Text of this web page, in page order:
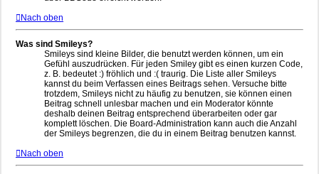
Nach oben
Was sind Smileys?
Smileys sind kleine Bilder, die benutzt werden können, um ein
Gefühl auszudrücken. Für jeden Smiley gibt es einen kurzen Code,
z. B. bedeutet :) fröhlich und :( traurig. Die Liste aller Smileys
kannst du beim Verfassen eines Beitrags sehen. Versuche bitte
trotzdem, Smileys nicht zu häufig zu benutzen, sie können einen
Beitrag schnell unlesbar machen und ein Moderator könnte
deshalb deinen Beitrag entsprechend überarbeiten oder gar
komplett löschen. Die Board-Administration kann auch die Anzahl
der Smileys begrenzen, die du in einem Beitrag benutzen kannst.
Nach oben